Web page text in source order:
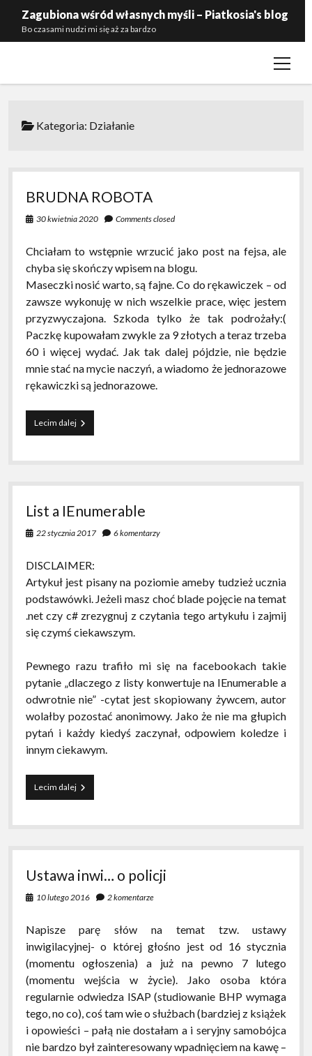
Zagubiona wśród własnych myśli – Piatkosia's blog
Bo czasami nudzi mi się aż za bardzo
open
Kategoria: Działanie
BRUDNA ROBOTA
30 kwietnia 2020 Comments closed
Chciałam to wstępnie wrzucić jako post na fejsa, ale
chyba się skończy wpisem na blogu.
Maseczki nosić warto, są fajne. Co do rękawiczek – od
zawsze wykonuję w nich wszelkie prace, więc jestem
przyzwyczajona. Szkoda tylko że tak podrożały:(
Paczkę kupowałam zwykle za 9 złotych a teraz trzeba
60 i więcej wydać. Jak tak dalej pójdzie, nie będzie
mnie stać na mycie naczyń, a wiadomo że jednorazowe
rękawiczki są jednorazowe.
Lecim dalejBRUDNA
ROBOTA
List a IEnumerable
22 stycznia 2017 6 komentarzy
DISCLAIMER:
Artykuł jest pisany na poziomie ameby tudzież ucznia
podstawówki. Jeżeli masz choć blade pojęcie na temat
.net czy c# zrezygnuj z czytania tego artykułu i zajmij
się czymś ciekawszym.
Pewnego razu trafiło mi się na facebookach takie
pytanie „dlaczego z listy konwertuje na IEnumerable a
odwrotnie nie” -cytat jest skopiowany żywcem, autor
wolałby pozostać anonimowy. Jako że nie ma głupich
pytań i każdy kiedyś zaczynał, odpowiem koledze i
innym ciekawym.
Lecim dalejList
a
Ustawa inwi… o policji
10 lutego 2016 2 komentarze
Napisze parę słów na temat tzw. ustawy
inwigilacyjnej- o której głośno jest od 16 stycznia
(momentu ogłoszenia) a już na pewno 7 lutego
(momentu wejścia w życie). Jako osoba która
regularnie odwiedza ISAP (studiowanie BHP wymaga
tego, no co), coś tam wie o służbach (bardziej z książek
i opowieści – pałą nie dostałam a i seryjny samobójca
nie bardzo był zainteresowany wpadnięciem na kawę –